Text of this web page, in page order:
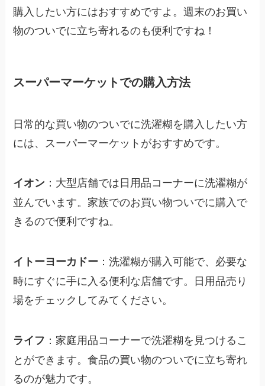
購入したい方にはおすすめですよ。週末のお買い
物のついでに立ち寄れるのも便利ですね！
スーパーマーケットでの購入方法
日常的な買い物のついでに洗濯糊を購入したい方
には、スーパーマーケットがおすすめです。
イオン ：大型店舗では日用品コーナーに洗濯糊が
並んでいます。家族でのお買い物ついでに購入で
きるので便利ですね。
イトーヨーカドー ：洗濯糊が購入可能で、必要な
時にすぐに手に入る便利な店舗です。日用品売り
場をチェックしてみてください。
ライフ ：家庭用品コーナーで洗濯糊を見つけるこ
とができます。食品の買い物のついでに立ち寄れ
るのが魅力です。